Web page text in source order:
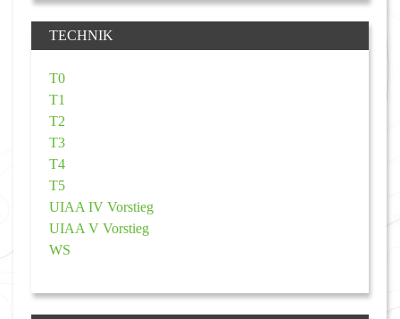
TECHNIK
T0
T1
T2
T3
T4
T5
UIAA IV Vorstieg
UIAA V Vorstieg
WS